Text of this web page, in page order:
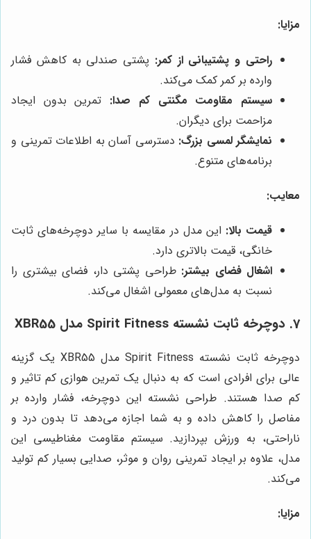
مزایا:
راحتی و پشتیبانی از کمر: پشتی صندلی به کاهش فشار
وارده بر کمر کمک می‌کند.
سیستم مقاومت مگنتی کم صدا: تمرین بدون ایجاد
مزاحمت برای دیگران.
نمایشگر لمسی بزرگ: دسترسی آسان به اطلاعات تمرینی و
برنامه‌های متنوع.
معایب:
قیمت بالا: این مدل در مقایسه با سایر دوچرخه‌های ثابت
خانگی، قیمت بالاتری دارد.
اشغال فضای بیشتر: طراحی پشتی دار، فضای بیشتری را
نسبت به مدل‌های معمولی اشغال می‌کند.
7. دوچرخه ثابت نشسته Spirit Fitness مدل XBR55
دوچرخه ثابت نشسته Spirit Fitness مدل XBR55 یک گزینه
عالی برای افرادی است که به دنبال یک تمرین هوازی کم تاثیر و
کم صدا هستند. طراحی نشسته این دوچرخه، فشار وارده بر
مفاصل را کاهش داده و به شما اجازه می‌دهد تا بدون درد و
ناراحتی، به ورزش بپردازید. سیستم مقاومت مغناطیسی این
مدل، علاوه بر ایجاد تمرینی روان و موثر، صدایی بسیار کم تولید
می‌کند.
مزایا: